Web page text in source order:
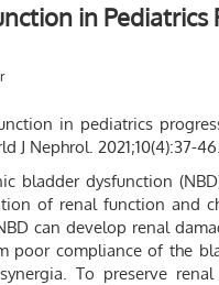
in Pediatrics
in pediatrics
J Nephrol. 2021;10(4):37-
bladder dysfunction
of renal function and
can develop renal
poor compliance of the
To preserve